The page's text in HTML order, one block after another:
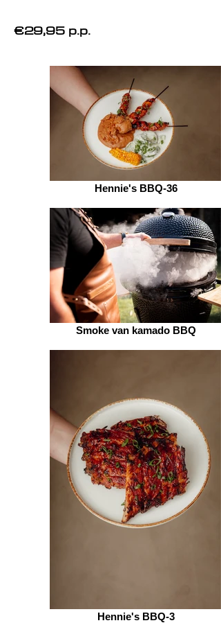
€29,95 p.p.
Hennie's BBQ-36
Smoke van kamado BBQ
Hennie's BBQ-3